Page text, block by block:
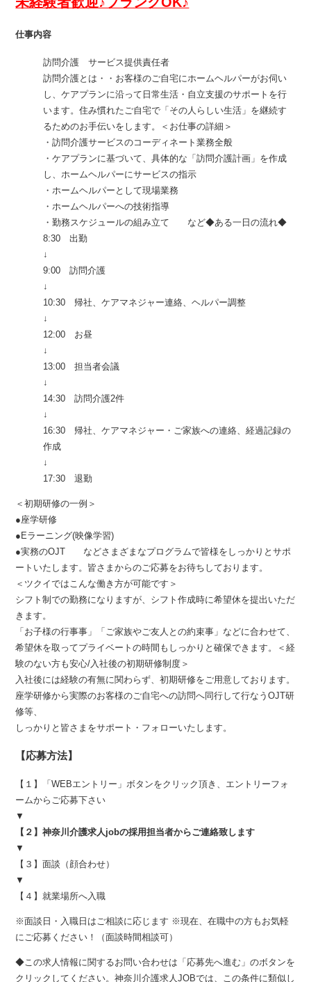
仕事内容
訪問介護 サービス提供責任者
訪問介護とは・・お客様のご自宅にホームヘルパーがお伺い
し、ケアプランに沿って日常生活・自立支援のサポートを行
います。住み慣れたご自宅で「その人らしい生活」を継続す
るためのお手伝いをします。＜お仕事の詳細＞
・訪問介護サービスのコーディネート業務全般
・ケアプランに基づいて、具体的な「訪問介護計画」を作成
し、ホームヘルパーにサービスの指示
・ホームヘルパーとして現場業務
・ホームヘルパーへの技術指導
・勤務スケジュールの組み立て など◆ある一日の流れ◆
8:30 出勤
↓
9:00 訪問介護
↓
10:30 帰社、ケアマネジャー連絡、ヘルパー調整
↓
12:00 お昼
↓
13:00 担当者会議
↓
14:30 訪問介護2件
↓
16:30 帰社、ケアマネジャー・ご家族への連絡、経過記録の
作成
↓
17:30 退勤
＜初期研修の一例＞
●座学研修
●Eラーニング(映像学習)
●実務のOJT などさまざまなプログラムで皆様をしっかりとサポ
ートいたします。皆さまからのご応募をお待ちしております。
＜ツクイではこんな働き方が可能です＞
シフト制での勤務になりますが、シフト作成時に希望休を提出いただ
きます。
「お子様の行事事」「ご家族やご友人との約束事」などに合わせて、
希望休を取ってプライベートの時間もしっかりと確保できます。＜経
験のない方も安心/入社後の初期研修制度＞
入社後には経験の有無に関わらず、初期研修をご用意しております。
座学研修から実際のお客様のご自宅への訪問へ同行して行なうOJT研
修等、
しっかりと皆さまをサポート・フォローいたします。
【応募方法】
【１】「WEBエントリー」ボタンをクリック頂き、エントリーフォ
ームからご応募下さい
▼
【２】神奈川介護求人jobの採用担当者からご連絡致します
▼
【３】面談（顔合わせ）
▼
【４】就業場所へ入職
※面談日・入職日はご相談に応じます ※現在、在職中の方もお気軽
にご応募ください！（面談時間相談可）
◆この求人情報に関するお問い合わせは「応募先へ進む」のボタンを
クリックしてください。神奈川介護求人JOBでは、この条件に類似し